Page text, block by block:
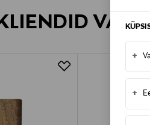
+
+
TAGASTUSED